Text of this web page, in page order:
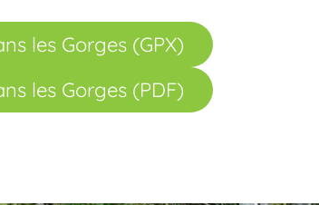
les Gorges (GPX)
les Gorges (PDF)